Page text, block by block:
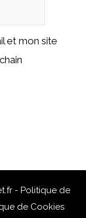
et mon site
- Politique de
de Cookies